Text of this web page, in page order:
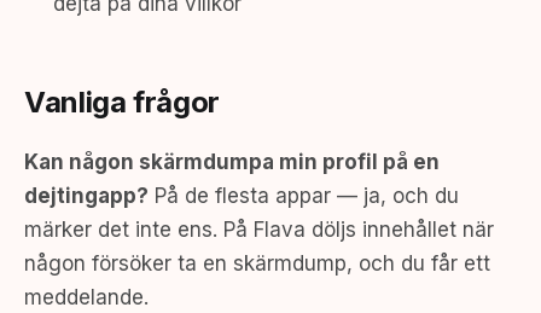
Vanliga frågor
Kan någon skärmdumpa min profil på en
dejtingapp? På de flesta appar — ja, och du
märker det inte ens. På Flava döljs innehållet när
någon försöker ta en skärmdump, och du får ett
meddelande.